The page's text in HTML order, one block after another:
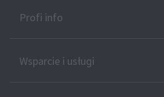
Profi info
Wsparcie i usługi